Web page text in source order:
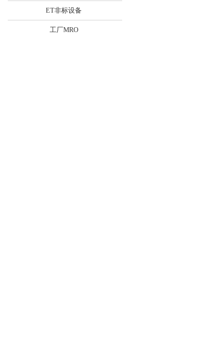
ET非标设备
工厂MRO